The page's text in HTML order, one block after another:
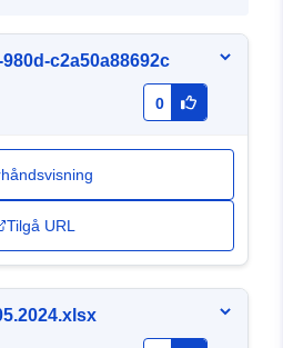
c2a50a88692c
0
Tilgå URL